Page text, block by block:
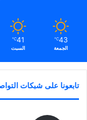
43
℃
الجمعة
41
℃
السبت
تابعونا على شبكات